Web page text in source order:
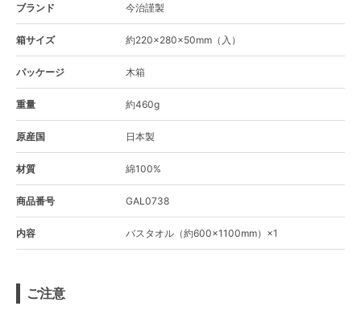
ブランド 今治謹製
箱サイズ 約220×280×50mm（入）
パッケージ 木箱
重量 約460g
原産国 日本製
材質 綿100%
商品番号 GAL0738
内容 バスタオル（約600×1100mm）×1
ご注意